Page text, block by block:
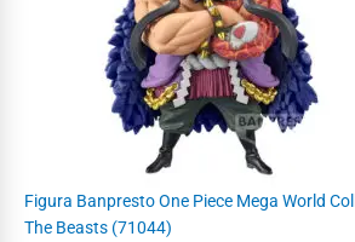
Figura Banpresto One Piece Mega World
The Beasts (71044)